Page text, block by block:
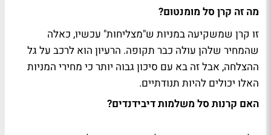
מה זה קרן סל מומנטום?
זו קרן שמשקיעה במניות ש"מצליחות" עכשיו, כאלה
שהמחיר שלהן עולה כבר תקופה. הרעיון הוא לרכב על גל
ההצלחה, אבל זה בא עם סיכון גבוה יותר כי מחירי המניות
האלו יכולים להיות תנודתיים.
האם קרנות סל משלמות דיבידנדים?